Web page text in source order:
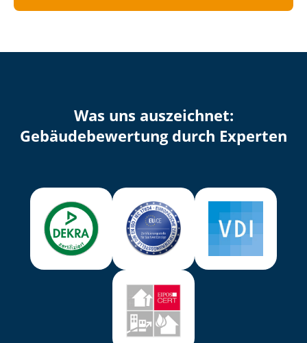
Was uns auszeichnet:
Ge­bäu­de­be­wer­tung durch Experten